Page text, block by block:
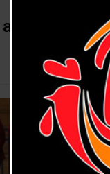
vacunarse